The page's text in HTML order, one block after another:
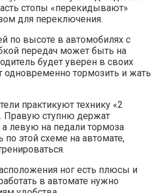
стопы «перекидывают»
для переключения.
по высоте в автомобилях с
передач может быть на
будет уверен в своих
тормозить и жать
практикуют технику «2
Правую ступню держат
а левую на педали тормоза
по этой схеме на автомате,
ног есть плюсы и
в автомате нужно